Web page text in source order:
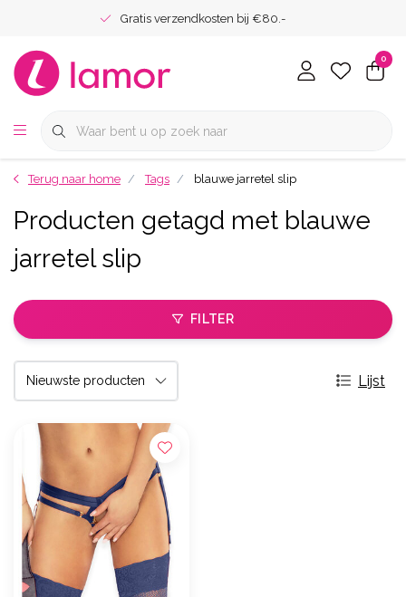
Gratis verzendkosten bij €80.-
0
Terug naar home Tags blauwe jarretel slip
Producten getagd met blauwe
jarretel slip
FILTER
Lijst